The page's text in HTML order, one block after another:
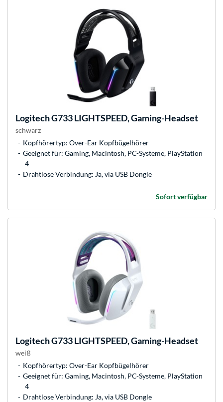
LogitechG733 LIGHTSPEED, Gaming-Headset
schwarz
Kopfhörertyp: Over-Ear Kopfbügelhörer
Geeignet für: Gaming, Macintosh, PC-Systeme, PlayStation
4
Drahtlose Verbindung: Ja, via USB Dongle
Sofort verfügbar
LogitechG733 LIGHTSPEED, Gaming-Headset
weiß
Kopfhörertyp: Over-Ear Kopfbügelhörer
Geeignet für: Gaming, Macintosh, PC-Systeme, PlayStation
4
Drahtlose Verbindung: Ja, via USB Dongle